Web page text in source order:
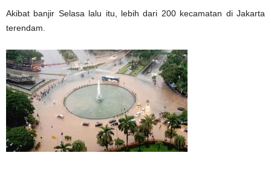
Akibat banjir Selasa lalu itu, lebih dari 200 kecamatan di Jakarta
terendam.